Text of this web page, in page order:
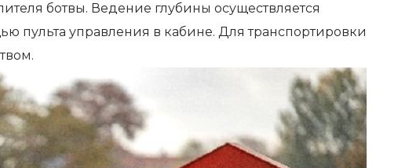
ботвы. Ведение глубины осуществляется
пульта управления в кабине. Для транспортировки